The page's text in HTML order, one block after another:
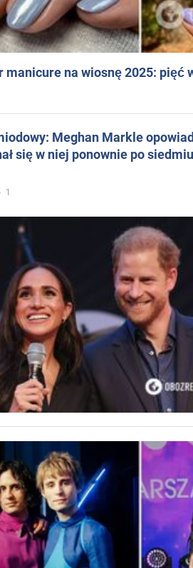
na wiosnę 2025: pięć
Meghan Markle
się w niej ponownie po
1